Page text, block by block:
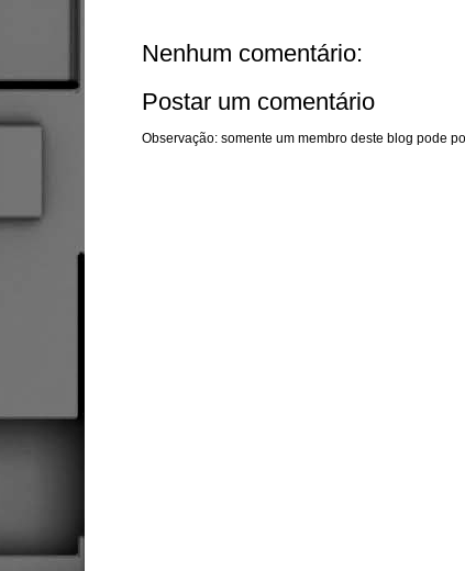
Nenhum comentário:
Postar um comentário
Observação: somente um membro deste blog pode